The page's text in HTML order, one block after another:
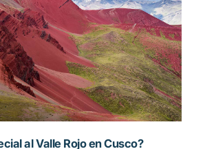
al Valle Rojo en Cusco?